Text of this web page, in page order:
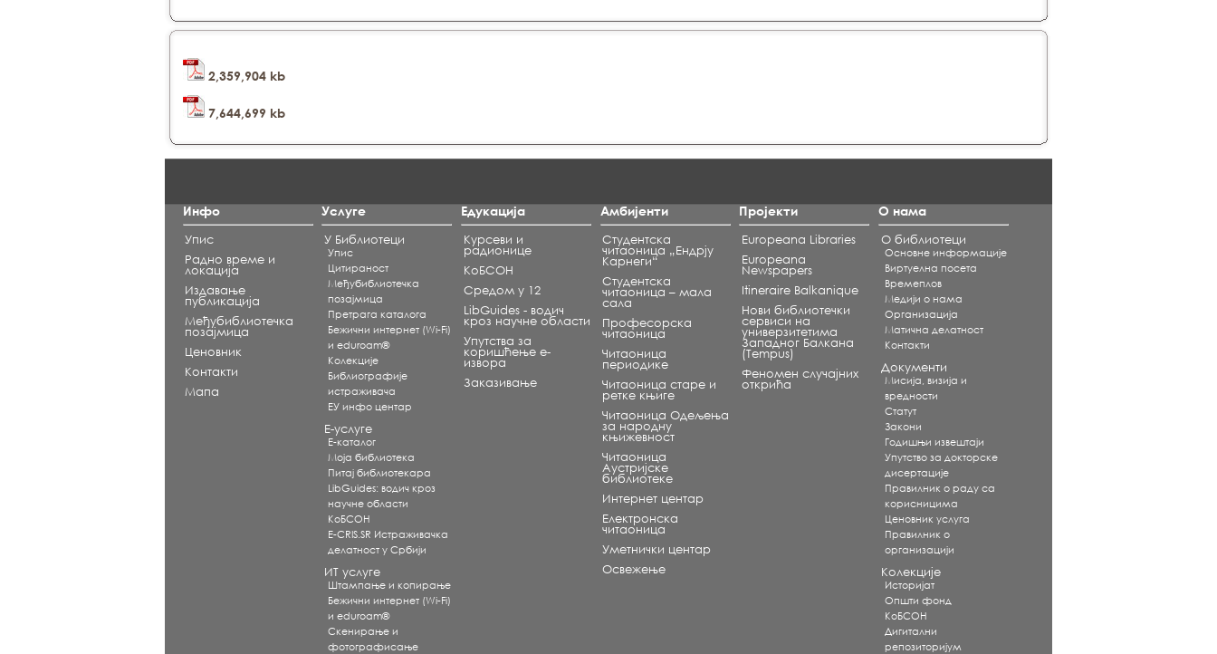
2,359,904 kb
7,644,699 kb
Инфо
Упис
Радно време и
локација
Издавање
публикација
Међубиблиотечка
позајмица
Ценовник
Контакти
Мапа
Услуге
У Библиотеци
Упис
Цитираност
Међубиблиотечка
позајмица
Претрага каталога
Бежични интернет (Wi-Fi)
и eduroam®
Koлекције
Библиографије
истраживача
ЕУ инфо центар
Е-услуге
Е-каталог
Моја библиотека
Питај библиотекара
LibGuides: водич кроз
научне области
КоБСОН
E-CRIS.SR Истраживачка
делатност у Србији
ИТ услуге
Штампање и копирање
Бежични интернет (Wi-Fi)
и eduroam®
Скенирање и
фотографисање
Едукација
Курсеви и
радионице
КоБСОН
Средом у 12
LibGuides - водич
кроз научне области
Упутства за
коришћење е-
извора
Заказивање
Амбијенти
Студентска
читаоница „Ендрју
Карнеги“
Студентска
читаоница – мала
сала
Професорска
читаоница
Читаоница
периодике
Читаоница старе и
ретке књиге
Читаоница Одељења
за народну
књижевност
Читаоница
Аустријске
библиотеке
Интернет центар
Електронска
читаоница
Уметнички центар
Освежење
Пројекти
Europeana Libraries
Europeana
Newspapers
Itineraire Balkanique
Нови библиотечки
сервиси на
универзитетима
Западног Балкана
(Tempus)
Феномен случајних
открића
О нама
О библиотеци
Основне информације
Виртуелна посета
Времеплов
Медији о нама
Организација
Матична делатност
Контакти
Документи
Мисија, визија и
вредности
Статут
Закони
Годишњи извештаји
Упутство за докторске
дисертације
Правилник о раду са
корисницима
Ценовник услуга
Правилник о
организацији
Колекције
Историјат
Општи фонд
КоБСОН
Дигитални
репозиторијум